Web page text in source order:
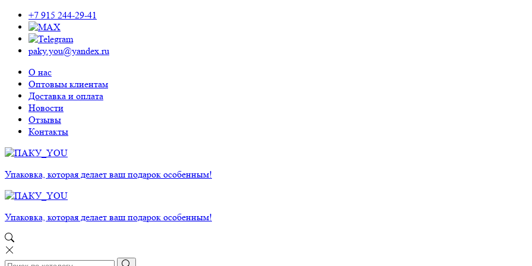
+7 915 244-29-41
paky.you@yandex.ru
О нас
Оптовым клиентам
Доставка и оплата
Новости
Отзывы
Контакты
Упаковка, которая делает ваш подарок особенным!
Упаковка, которая делает ваш подарок особенным!